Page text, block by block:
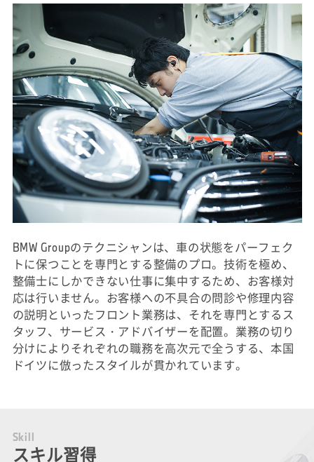
BMW Groupのテクニシャンは、車の状態をパーフェク
トに保つことを専門とする整備のプロ。技術を極め、
整備士にしかできない仕事に集中するため、お客様対
応は行いません。お客様への不具合の問診や修理内容
の説明といったフロント業務は、それを専門とするス
タッフ、サービス・アドバイザーを配置。業務の切り
分けによりそれぞれの職務を高次元で全うする、本国
ドイツに倣ったスタイルが貫かれています。
Skill
スキル習得